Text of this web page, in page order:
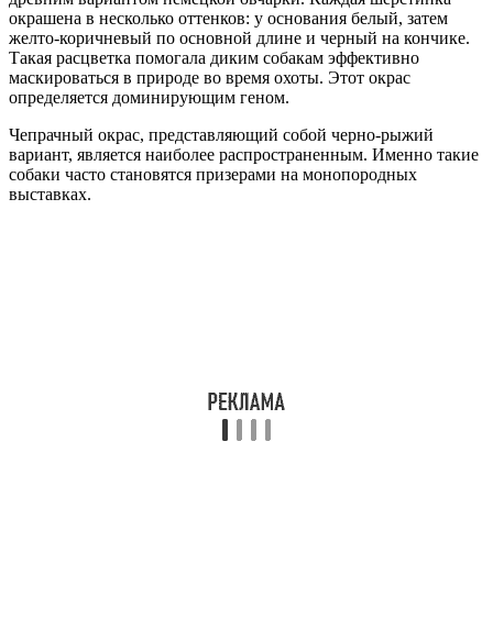
окрашена в несколько оттенков: у основания белый, затем
желто-коричневый по основной длине и черный на кончике.
Такая расцветка помогала диким собакам эффективно
маскироваться в природе во время охоты. Этот окрас
определяется доминирующим геном.
Чепрачный окрас, представляющий собой черно-рыжий
вариант, является наиболее распространенным. Именно такие
собаки часто становятся призерами на монопородных
выставках.